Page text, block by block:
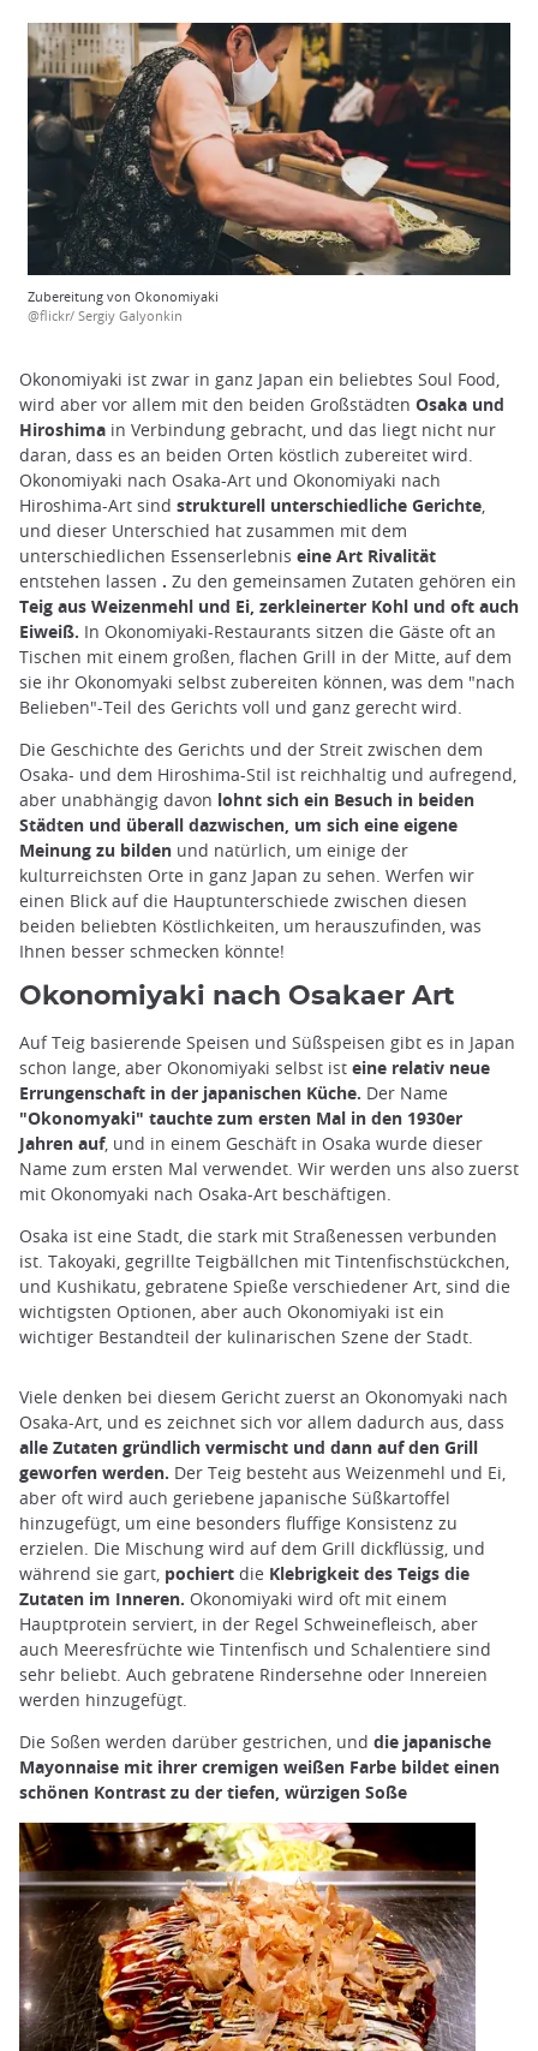
Zubereitung von Okonomiyaki
@flickr/ Sergiy Galyonkin
Okonomiyaki ist zwar in ganz Japan ein beliebtes Soul Food,
wird aber vor allem mit den beiden Großstädten Osaka und
Hiroshima in Verbindung gebracht, und das liegt nicht nur
daran, dass es an beiden Orten köstlich zubereitet wird.
Okonomiyaki nach Osaka-Art und Okonomiyaki nach
Hiroshima-Art sind strukturell unterschiedliche Gerichte
und dieser Unterschied hat zusammen mit dem
unterschiedlichen Essenserlebnis eine Art Rivalität
entstehen lassen . Zu den gemeinsamen Zutaten gehören ein
Teig aus Weizenmehl und Ei, zerkleinerter Kohl und oft auch
Eiweiß. In Okonomiyaki-Restaurants sitzen die Gäste oft an
Tischen mit einem großen, flachen Grill in der Mitte, auf dem
sie ihr Okonomyaki selbst zubereiten können, was dem "nach
Belieben"-Teil des Gerichts voll und ganz gerecht wird.
Die Geschichte des Gerichts und der Streit zwischen dem
Osaka- und dem Hiroshima-Stil ist reichhaltig und aufregend,
aber unabhängig davon lohnt sich ein Besuch in beiden
Städten und überall dazwischen, um sich eine eigene
Meinung zu bilden und natürlich, um einige der
kulturreichsten Orte in ganz Japan zu sehen. Werfen wir
einen Blick auf die Hauptunterschiede zwischen diesen
beiden beliebten Köstlichkeiten, um herauszufinden, was
Ihnen besser schmecken könnte!
Okonomiyaki nach Osakaer Art
Auf Teig basierende Speisen und Süßspeisen gibt es in Japan
schon lange, aber Okonomiyaki selbst ist eine relativ neue
Errungenschaft in der japanischen Küche. Der Name
"Okonomyaki" tauchte zum ersten Mal in den 1930er
Jahren auf, und in einem Geschäft in Osaka wurde dieser
Name zum ersten Mal verwendet. Wir werden uns also zuerst
mit Okonomyaki nach Osaka-Art beschäftigen.
Osaka ist eine Stadt, die stark mit Straßenessen verbunden
ist. Takoyaki, gegrillte Teigbällchen mit Tintenfischstückchen,
und Kushikatu, gebratene Spieße verschiedener Art, sind die
wichtigsten Optionen, aber auch Okonomiyaki ist ein
wichtiger Bestandteil der kulinarischen Szene der Stadt.
Viele denken bei diesem Gericht zuerst an Okonomyaki nach
Osaka-Art, und es zeichnet sich vor allem dadurch aus, dass
alle Zutaten gründlich vermischt und dann auf den Grill
geworfen werden. Der Teig besteht aus Weizenmehl und Ei,
aber oft wird auch geriebene japanische Süßkartoffel
hinzugefügt, um eine besonders fluffige Konsistenz zu
erzielen. Die Mischung wird auf dem Grill dickflüssig, und
während sie gart, pochiert die Klebrigkeit des Teigs die
Zutaten im Inneren. Okonomiyaki wird oft mit einem
Hauptprotein serviert, in der Regel Schweinefleisch, aber
auch Meeresfrüchte wie Tintenfisch und Schalentiere sind
sehr beliebt. Auch gebratene Rindersehne oder Innereien
werden hinzugefügt.
Die Soßen werden darüber gestrichen, und die japanische
Mayonnaise mit ihrer cremigen weißen Farbe bildet einen
schönen Kontrast zu der tiefen, würzigen Soße